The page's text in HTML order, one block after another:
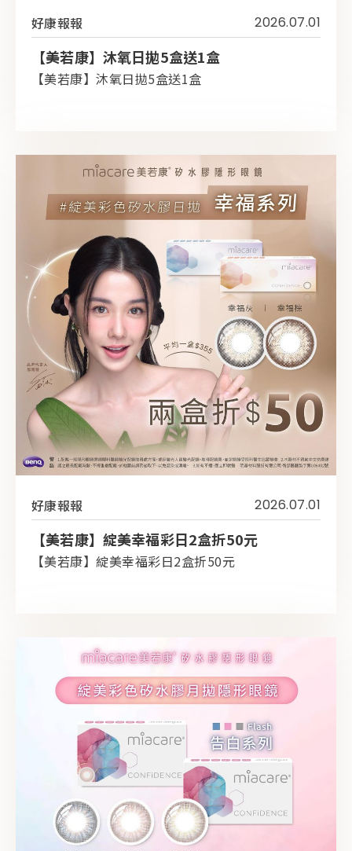
好康報報 2026.07.01
【美若康】沐氧日拋5盒送1盒
【美若康】沐氧日拋5盒送1盒
好康報報 2026.07.01
【美若康】綻美幸福彩日2盒折50元
【美若康】綻美幸福彩日2盒折50元